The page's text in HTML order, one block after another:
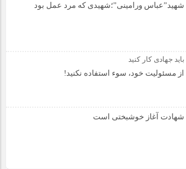
شهید”عباس ورامینی”؛شهیدی که مرد عمل بود
باید جهادی کار کنید
از مسئولیت خود، سوء استفاده نکنید!
شهادت آغاز خوشبختی است